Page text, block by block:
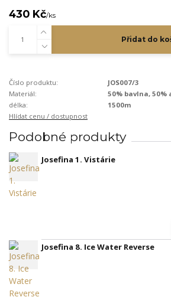
430 Kč/ks
Přidat do
Číslo produktu:
JOS007/3
Materiál:
50% bavlna, 50%
délka:
1500m
Hlídat cenu / dostupnost
Podobné produkty
Josefina 1. Vistárie
Josefina 8. Ice Water Reverse